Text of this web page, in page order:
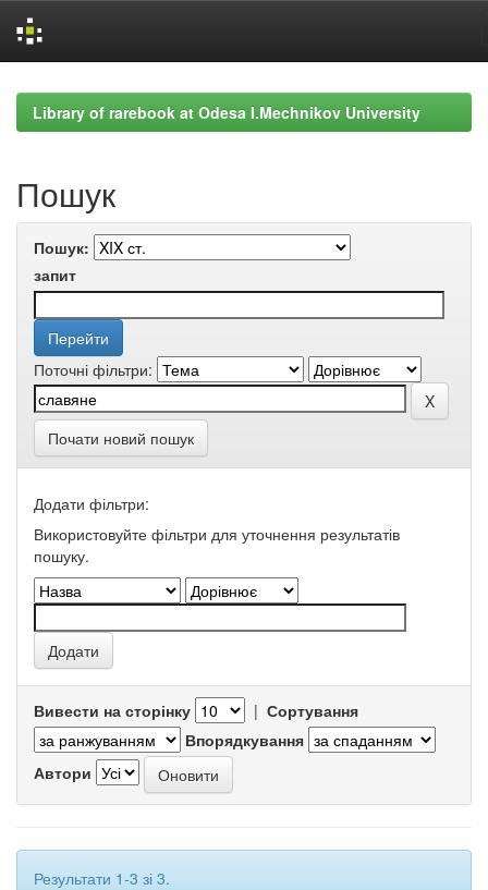
navigationLibrary of rarebook at Odesa I.Mechnikov University
Пошук
Пошук:
запит
Поточні фільтри:
Почати новий пошук
Додати фільтри:
Використовуйте фільтри для уточнення результатів
пошуку.
Вивести на сторінку | Сортування
Впорядкування
Автори
Результати 1-3 зі 3.